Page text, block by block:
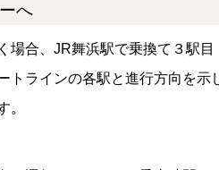
へ
場合、JR舞浜駅で乗換て３駅
トラインの各駅と進行方向を示
。